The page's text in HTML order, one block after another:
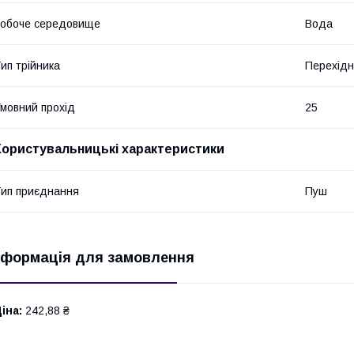
середовище Вода
трійника
прохід 25
характеристики
приєднання Пуш
для замовлення
242,88 ₴